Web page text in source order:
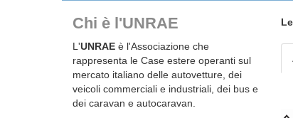
Chi è l'UNRAE
L'UNRAE è l'Associazione che
rappresenta le Case estere operanti sul
mercato italiano delle autovetture, dei
veicoli commerciali e industriali, dei bus e
dei caravan e autocaravan.